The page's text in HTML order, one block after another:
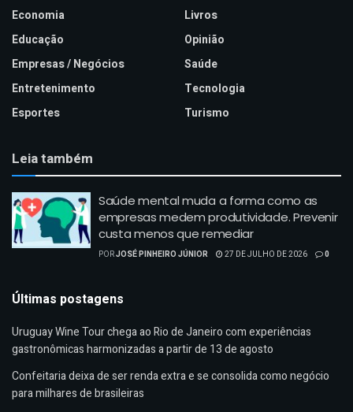
Economia
Educação
Empresas / Negócios
Entretenimento
Esportes
Livros
Opinião
Saúde
Tecnologia
Turismo
Leia também
Saúde mental muda a forma como as
empresas medem produtividade. Prevenir
custa menos que remediar
PORJOSÉ PINHEIRO JÚNIOR 27 DE JULHO DE 2026 0
Últimas postagens
Uruguay Wine Tour chega ao Rio de Janeiro com experiências
gastronômicas harmonizadas a partir de 13 de agosto
Confeitaria deixa de ser renda extra e se consolida como negócio
para milhares de brasileiras